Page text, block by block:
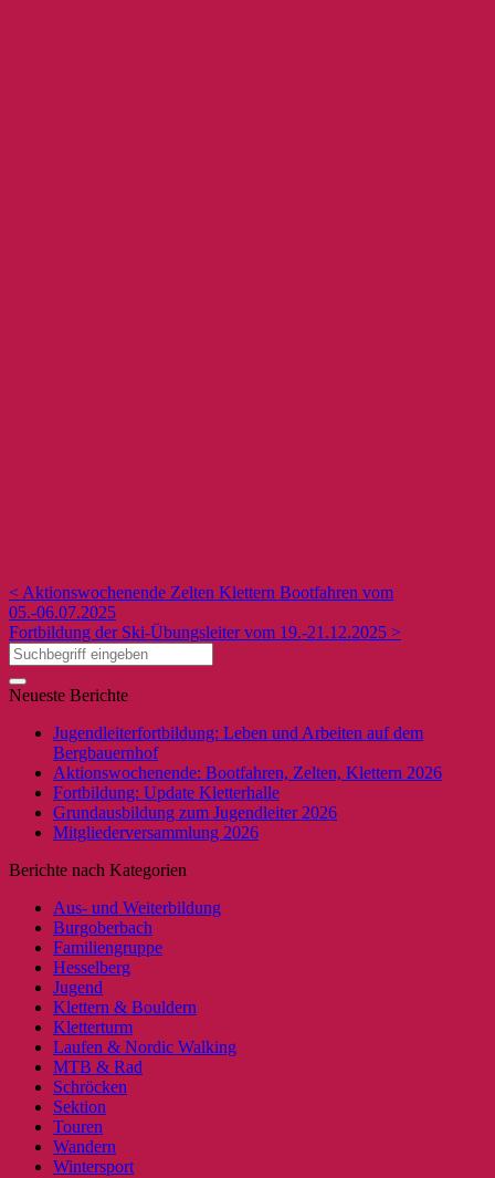
< Aktionswochenende Zelten Klettern Bootfahren vom
05.-06.07.2025
Fortbildung der Ski-Übungsleiter vom 19.-21.12.2025 >
Neueste Berichte
Jugendleiterfortbildung: Leben und Arbeiten auf dem
Bergbauernhof
Aktionswochenende: Bootfahren, Zelten, Klettern 2026
Fortbildung: Update Kletterhalle
Grundausbildung zum Jugendleiter 2026
Mitgliederversammlung 2026
Berichte nach Kategorien
Aus- und Weiterbildung
Burgoberbach
Familiengruppe
Hesselberg
Jugend
Klettern & Bouldern
Kletterturm
Laufen & Nordic Walking
MTB & Rad
Schröcken
Sektion
Touren
Wandern
Wintersport